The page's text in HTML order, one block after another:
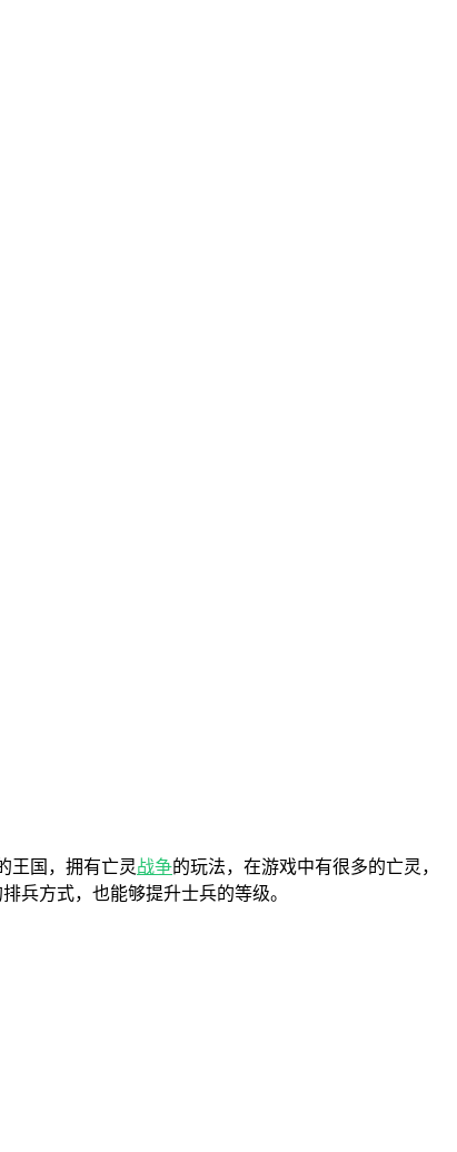
王国，拥有亡灵战争的玩法，在游戏中有很多的亡灵，
兵方式，也能够提升士兵的等级。